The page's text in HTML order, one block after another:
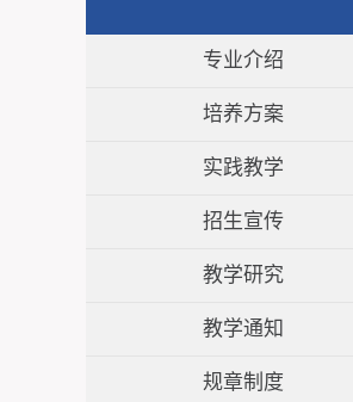
专业介绍
培养方案
实践教学
招生宣传
教学研究
教学通知
规章制度